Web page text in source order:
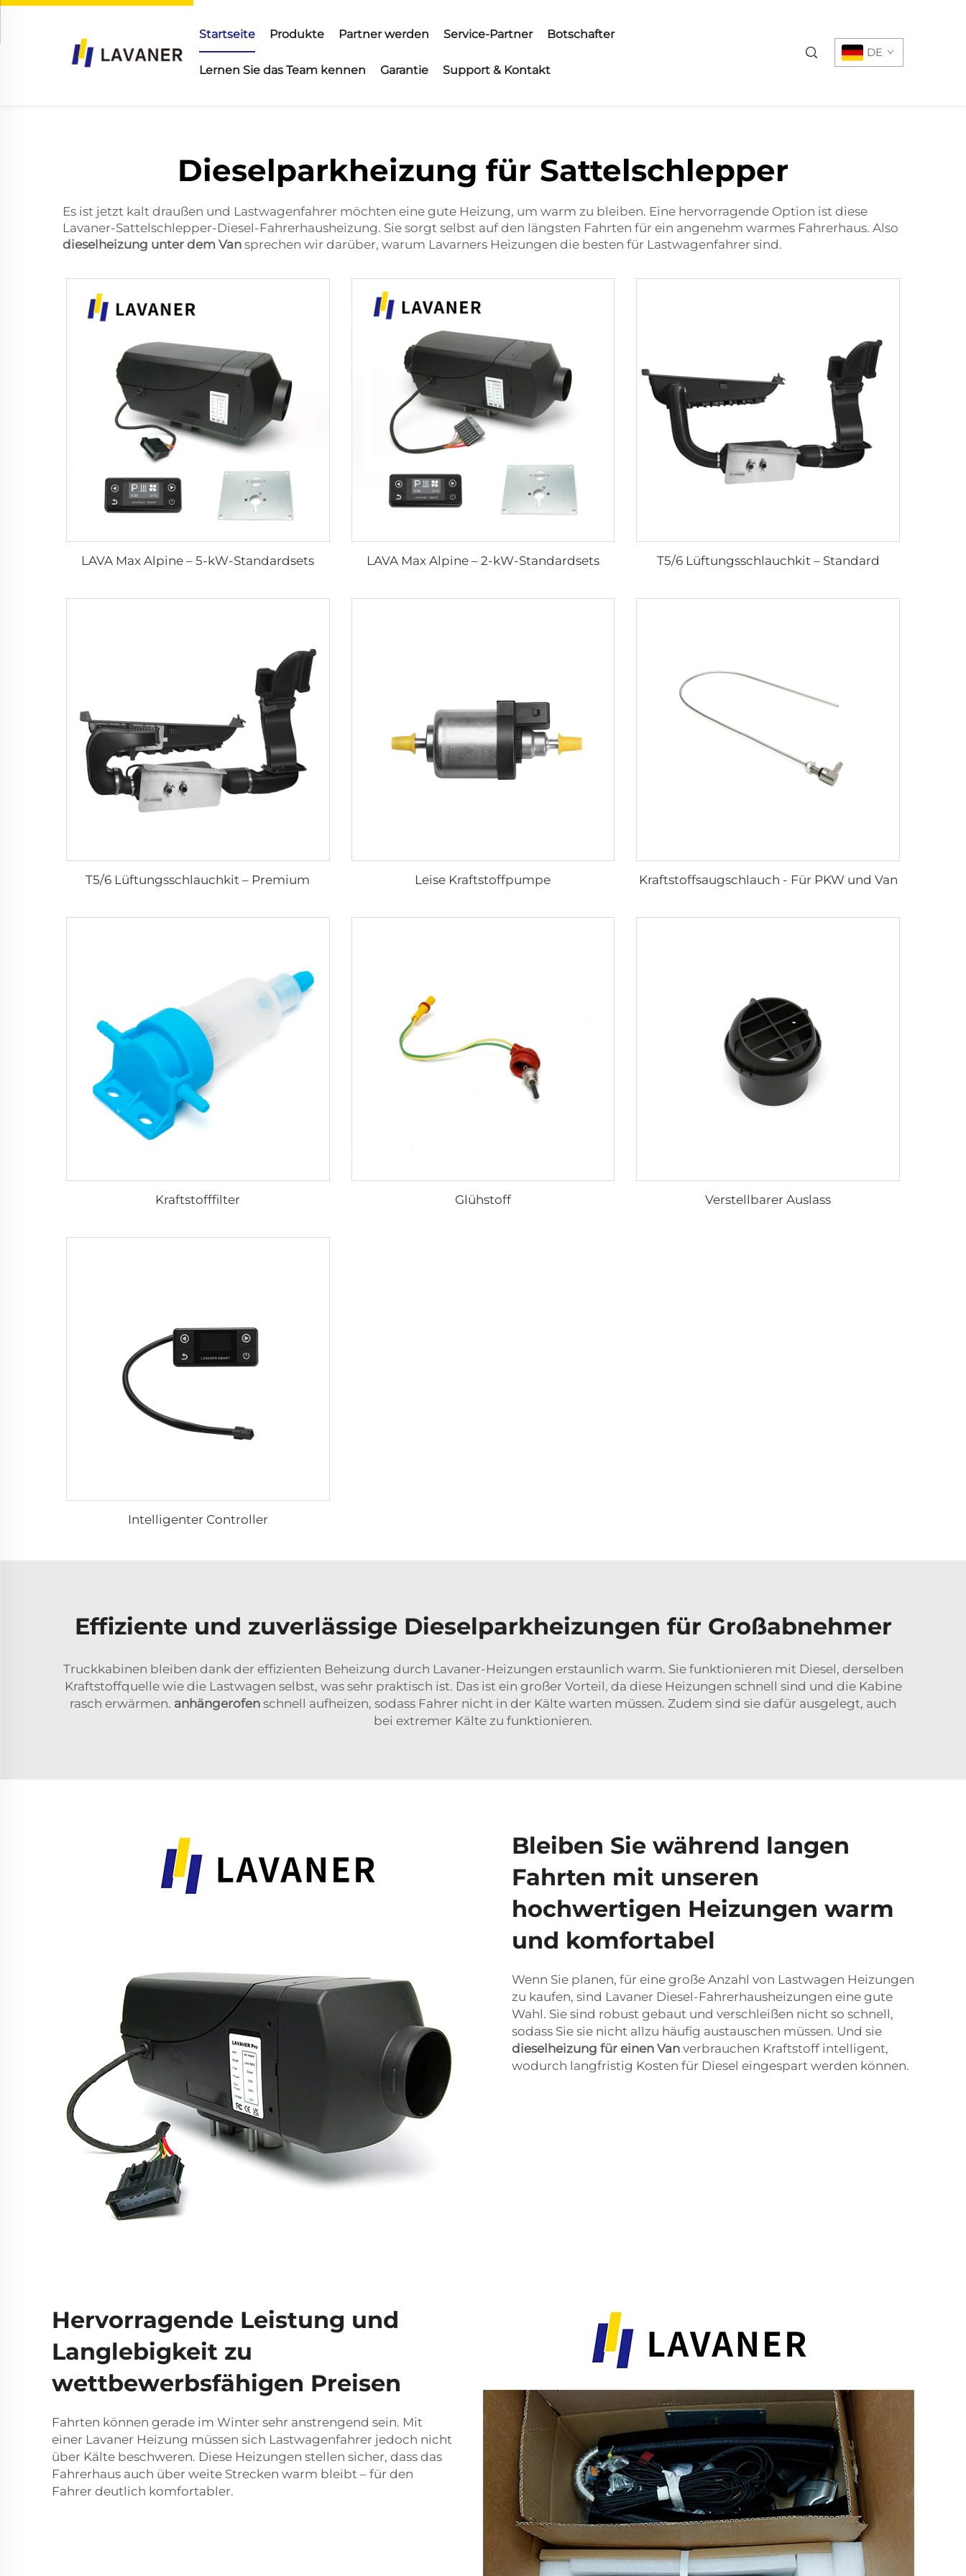
Startseite Produkte Partner werden Service-Partner Botschafter
Lernen Sie das Team kennen Garantie Support & Kontakt
DE
Dieselparkheizung für Sattelschlepper
Es ist jetzt kalt draußen und Lastwagenfahrer möchten eine gute Heizung, um warm zu bleiben. Eine hervorragende Option ist diese
Lavaner-Sattelschlepper-Diesel-Fahrerhausheizung. Sie sorgt selbst auf den längsten Fahrten für ein angenehm warmes Fahrerhaus. Also
dieselheizung unter dem Van sprechen wir darüber, warum Lavarners Heizungen die besten für Lastwagenfahrer sind.
LAVA Max Alpine – 5-kW-Standardsets LAVA Max Alpine – 2-kW-Standardsets T5/6 Lüftungsschlauchkit – Standard
T5/6 Lüftungsschlauchkit – Premium Leise Kraftstoffpumpe Kraftstoffsaugschlauch - Für PKW und Van
Kraftstofffilter Glühstoff Verstellbarer Auslass
Intelligenter Controller
Effiziente und zuverlässige Dieselparkheizungen für Großabnehmer
Truckkabinen bleiben dank der effizienten Beheizung durch Lavaner-Heizungen erstaunlich warm. Sie funktionieren mit Diesel, derselben
Kraftstoffquelle wie die Lastwagen selbst, was sehr praktisch ist. Das ist ein großer Vorteil, da diese Heizungen schnell sind und die Kabine
rasch erwärmen. anhängerofen schnell aufheizen, sodass Fahrer nicht in der Kälte warten müssen. Zudem sind sie dafür ausgelegt, auch
bei extremer Kälte zu funktionieren.
Bleiben Sie während langen
Fahrten mit unseren
hochwertigen Heizungen warm
und komfortabel
Wenn Sie planen, für eine große Anzahl von Lastwagen Heizungen
zu kaufen, sind Lavaner Diesel-Fahrerhausheizungen eine gute
Wahl. Sie sind robust gebaut und verschleißen nicht so schnell,
sodass Sie sie nicht allzu häufig austauschen müssen. Und sie
dieselheizung für einen Van verbrauchen Kraftstoff intelligent,
wodurch langfristig Kosten für Diesel eingespart werden können.
Hervorragende Leistung und
Langlebigkeit zu
wettbewerbsfähigen Preisen
Fahrten können gerade im Winter sehr anstrengend sein. Mit
einer Lavaner Heizung müssen sich Lastwagenfahrer jedoch nicht
über Kälte beschweren. Diese Heizungen stellen sicher, dass das
Fahrerhaus auch über weite Strecken warm bleibt – für den
Fahrer deutlich komfortabler.